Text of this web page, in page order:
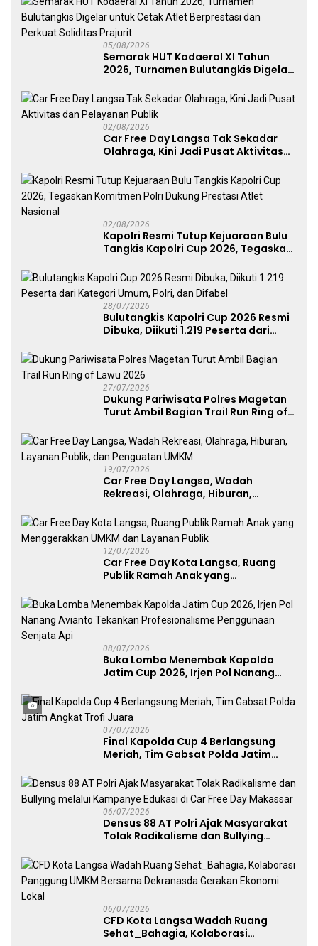
05/08/2026
Semarak HUT Kodaeral XI Tahun
2026, Turnamen Bulutangkis Digelar
Perkuat Soliditas Prajurit
02/08/2026
Car Free Day Langsa Tak Sekadar
Olahraga, Kini Jadi Pusat Aktivitas
02/08/2026
Kapolri Resmi Tutup Kejuaraan Bulu
Tangkis Kapolri Cup 2026, Tegaskan
Atlet Nasional
28/07/2026
Bulutangkis Kapolri Cup 2026 Resmi
Dibuka, Diikuti 1.219 Peserta dari
27/07/2026
Dukung Pariwisata Polres Magetan
Turut Ambil Bagian Trail Run Ring of
19/07/2026
Car Free Day Langsa, Wadah
Rekreasi, Olahraga, Hiburan,
UMKM
12/07/2026
Car Free Day Kota Langsa, Ruang
Publik Ramah Anak yang
Publik
08/07/2026
Buka Lomba Menembak Kapolda
Jatim Cup 2026, Irjen Pol Nanang
Penggunaan Senjata Api
07/07/2026
Final Kapolda Cup 4 Berlangsung
Meriah, Tim Gabsat Polda Jatim
06/07/2026
Densus 88 AT Polri Ajak Masyarakat
Tolak Radikalisme dan Bullying
Free Day Makassar
06/07/2026
CFD Kota Langsa Wadah Ruang
Sehat_Bahagia, Kolaborasi